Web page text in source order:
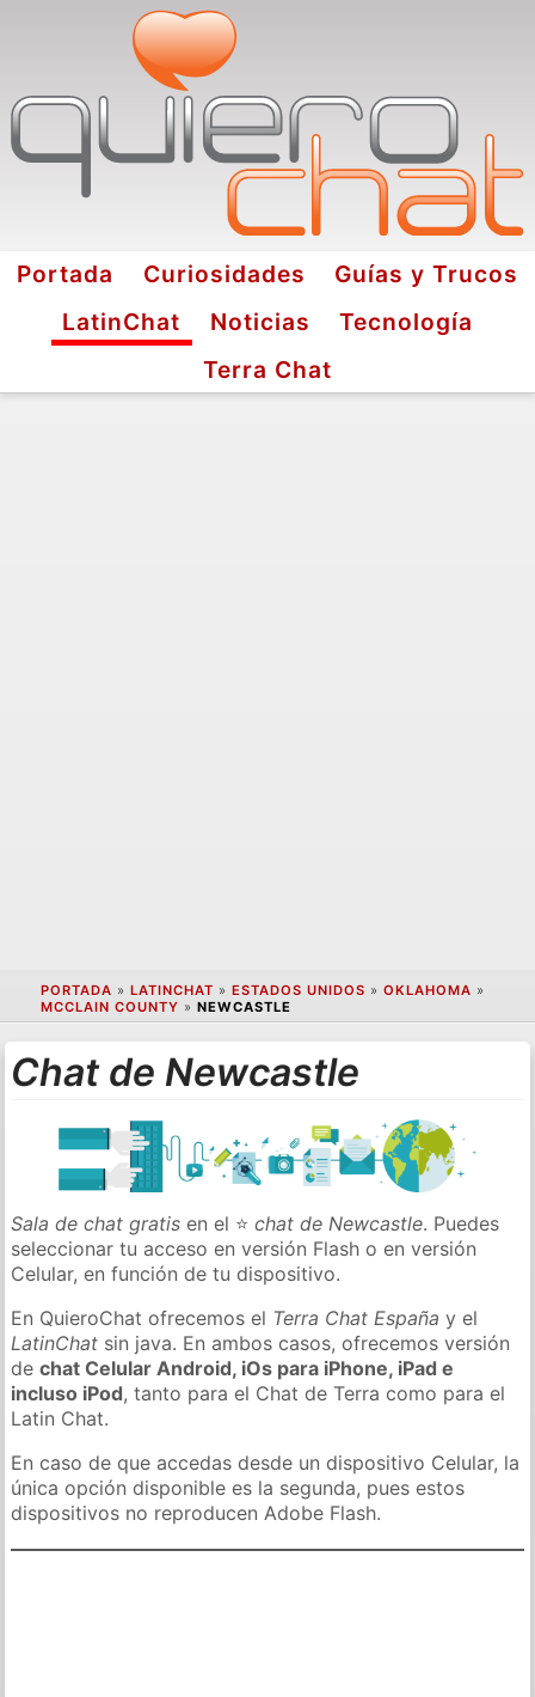
Portada Curiosidades
Guías y Trucos
LatinChat
Noticias
Tecnología
Terra Chat
PORTADA » LATINCHAT » ESTADOS UNIDOS » OKLAHOMA »
MCCLAIN COUNTY » NEWCASTLE
Chat de Newcastle
Sala de chat gratis en el ⭐chat de Newcastle. Puedes
seleccionar tu acceso en versión Flash o en versión
Celular, en función de tu dispositivo.
En QuieroChat ofrecemos el Terra Chat España y el
LatinChat sin java. En ambos casos, ofrecemos versión
dechat Celular Android, iOs para iPhone, iPad e
incluso iPod, tanto para el Chat de Terra como para el
Latin Chat.
En caso de que accedas desde un dispositivo Celular, la
única opción disponible es la segunda, pues estos
dispositivos no reproducen Adobe Flash.